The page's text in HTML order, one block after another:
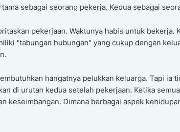
sebagai seorang pekerja. Kedua sebagai
pekerjaan. Waktunya habis untuk bekerja.
"tabungan hubungan" yang cukup dengan
hangatnya pelukkan keluarga. Tapi ia
di urutan kedua setelah pekerjaan. Ketika
keseimbangan. Dimana berbagai aspek